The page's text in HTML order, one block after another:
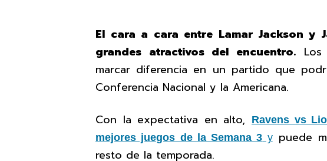
El cara a cara entre Lamar Jackson y
grandes atractivos del encuentro.
marcar diferencia en un partido que
Conferencia Nacional y la Americana.
Con la expectativa en alto,
Ravens vs
mejores juegos de la Semana 3 ypuede
resto de la temporada.